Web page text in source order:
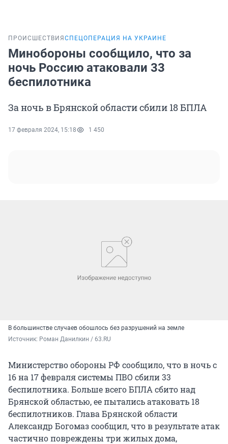
ПРОИСШЕСТВИЯ СПЕЦОПЕРАЦИЯ НА УКРАИНЕ
Минобороны сообщило, что за
ночь Россию атаковали 33
беспилотника
За ночь в Брянской области сбили 18 БПЛА
17 февраля 2024, 15:18 1 450
В большинстве случаев обошлось без разрушений на земле
Источник: Роман Данилкин / 63.RU
Министерство обороны РФ сообщило, что в ночь с
16 на 17 февраля системы ПВО сбили 33
беспилотника. Больше всего БПЛА сбито над
Брянской областью, ее пытались атаковать 18
беспилотников. Глава Брянской области
Александр Богомаз сообщил, что в результате атак
частично повреждены три жилых дома,